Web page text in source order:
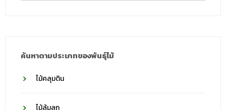
ค้นหาตามประเภทของพันธุ์ไม้
ไม้คลุมดิน
ไม้ล้มลุก